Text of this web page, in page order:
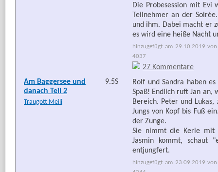
Die Probesession mit
Teilnehmer an der
und ihm. Dabei macht er
es wird eine heiße Nacht
hinzugefügt am 29.10.2019
4037
27 Kommentare
Am Baggersee und
danach Teil 2
Traugott Meili
9.5S
Rolf und Sandra haben
Spaß! Endlich ruft Jan an,
Bereich. Peter und
Jungs von Kopf bis Fuß
der Zunge.
Sie nimmt die Kerle mit
Jasmin kommt, schaut
entjungfert.
hinzugefügt am 23.09.2019